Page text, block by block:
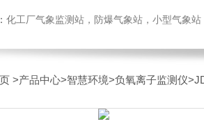
化工厂气象监测站，防爆气象站，小型气象站，化
>产品中心>智慧环境>负氧离子监测仪